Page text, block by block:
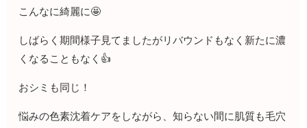
こんなに綺麗に🤩
しばらく期間様子見てましたがリバウンドもなく新たに濃
くなることもなく👍
おシミも同じ！
悩みの色素沈着ケアをしながら、知らない間に肌質も毛穴